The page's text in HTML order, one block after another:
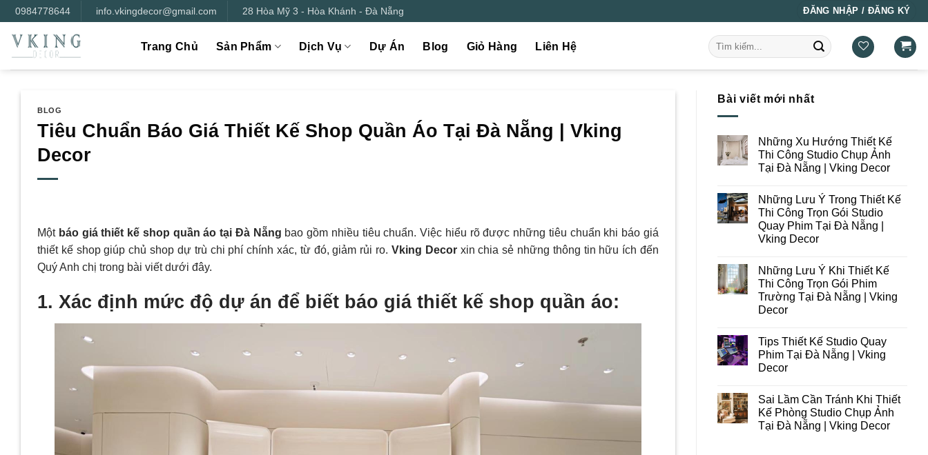
qua
nội
dung
0984778644 info.vkingdecor@gmail.com 28 Hòa Mỹ 3 - Hòa Khánh - Đà Nẵng ĐĂNG NHẬP / ĐĂNG KÝ
Trang Chủ Sản Phẩm Dịch Vụ Dự Án Blog Giỏ Hàng Liên Hệ
Tìm
kiếm:
BLOG
Tiêu Chuẩn Báo Giá Thiết Kế Shop Quần Áo Tại Đà Nẵng | Vking
Decor
Một báo giá thiết kế shop quần áo tại Đà Nẵng bao gồm nhiều tiêu chuẩn. Việc hiểu rõ được những tiêu chuẩn khi báo giá
thiết kế shop giúp chủ shop dự trù chi phí chính xác, từ đó, giảm rủi ro. Vking Decorxin chia sẻ những thông tin hữu ích đến
Quý Anh chị trong bài viết dưới đây.
1. Xác định mức độ dự án để biết báo giá thiết kế shop quần áo:
Bài viết mới nhất
Những Xu Hướng Thiết Kế
Thi Công Studio Chụp Ảnh
Tại Đà Nẵng | Vking Decor
bình
luận
ở
Những
Xu
Hướng
Thi
Công
Studio
Chụp
Ảnh
Tại
Vking
Decor
Những Lưu Ý Trong Thiết Kế
Thi Công Trọn Gói Studio
Quay Phim Tại Đà Nẵng |
Vking Decor
bình
luận
ở
Những
Lưu
Ý
Kế
Thi
Công
Trọn
Quay
Phim
Tại
Đà
Nẵng
Những Lưu Ý Khi Thiết Kế
Thi Công Trọn Gói Phim
Trường Tại Đà Nẵng | Vking
Decor
bình
luận
ở
Những
Khi
Thiết
Kế
Thi
Công
Tips Thiết Kế Studio Quay
Phim Tại Đà Nẵng | Vking
Decor
bình
luận
ở
Tips
Sai Lầm Cần Tránh Khi Thiết
Kế Phòng Studio Chụp Ảnh
Tại Đà Nẵng | Vking Decor